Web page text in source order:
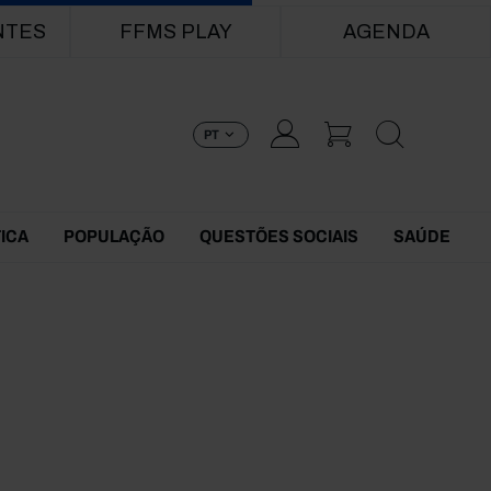
FFMS PLAY AGENDA
PT
POPULAÇÃO QUESTÕES SOCIAIS SAÚDE